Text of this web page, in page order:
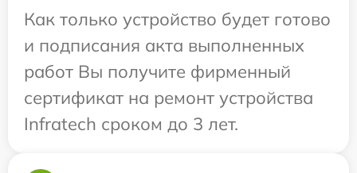
Как только устройство будет готово
и подписания акта выполненных
работ Вы получите фирменный
сертификат на ремонт устройства
Infratech сроком до 3 лет.